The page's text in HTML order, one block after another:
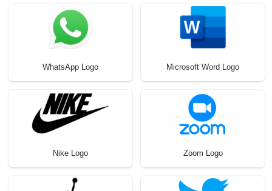
WhatsApp Logo Microsoft Word Logo
Nike Logo Zoom Logo